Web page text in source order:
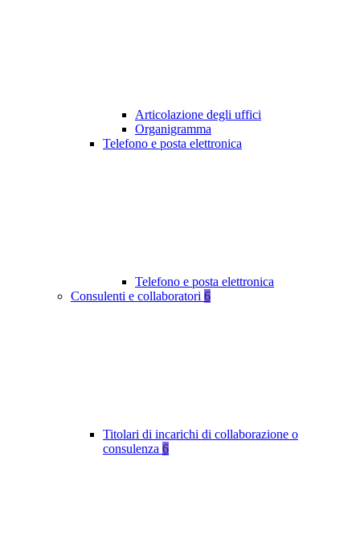
Articolazione degli uffici
Organigramma
Telefono e posta elettronica
Telefono e posta elettronica
Consulenti e collaboratori 6
Titolari di incarichi di collaborazione o
consulenza 6